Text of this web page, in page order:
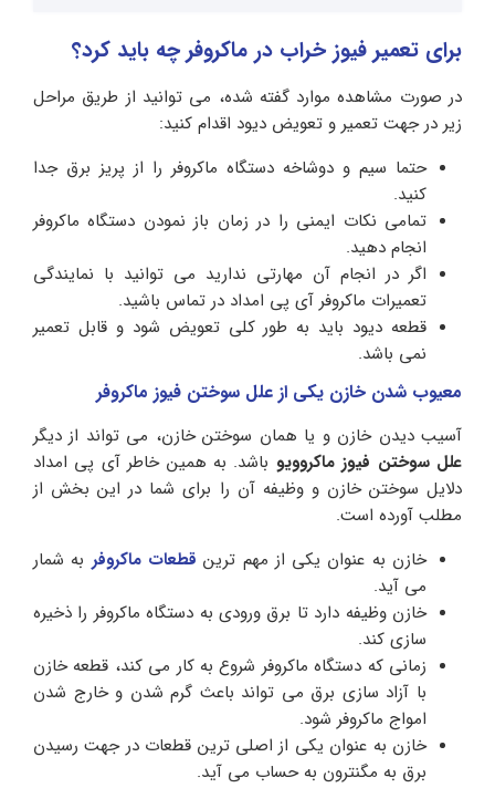
برای تعمیر فیوز خراب در ماکروفر چه باید کرد؟
در صورت مشاهده موارد گفته شده، می توانید از طریق مراحل
زیر در جهت تعمیر و تعویض دیود اقدام کنید:
حتما سیم و دوشاخه دستگاه ماکروفر را از پریز برق جدا
کنید.
تمامی نکات ایمنی را در زمان باز نمودن دستگاه ماکروفر
انجام دهید.
اگر در انجام آن مهارتی ندارید می توانید با نمایندگی
تعمیرات ماکروفر آی پی امداد در تماس باشید.
قطعه دیود باید به طور کلی تعویض شود و قابل تعمیر
نمی باشد.
معیوب شدن خازن یکی از علل سوختن فیوز ماکروفر
آسیب دیدن خازن و یا همان سوختن خازن، می تواند از دیگر
علل سوختن فیوز ماکروویو باشد. به همین خاطر آی پی امداد
دلایل سوختن خازن و وظیفه آن را برای شما در این بخش از
مطلب آورده است.
خازن به عنوان یکی از مهم ترین قطعات ماکروفر به شمار
می آید.
خازن وظیفه دارد تا برق ورودی به دستگاه ماکروفر را ذخیره
سازی کند.
زمانی که دستگاه ماکروفر شروع به کار می کند، قطعه خازن
با آزاد سازی برق می تواند باعث گرم شدن و خارج شدن
امواج ماکروفر شود.
خازن به عنوان یکی از اصلی ترین قطعات در جهت رسیدن
برق به مگنترون به حساب می آید.